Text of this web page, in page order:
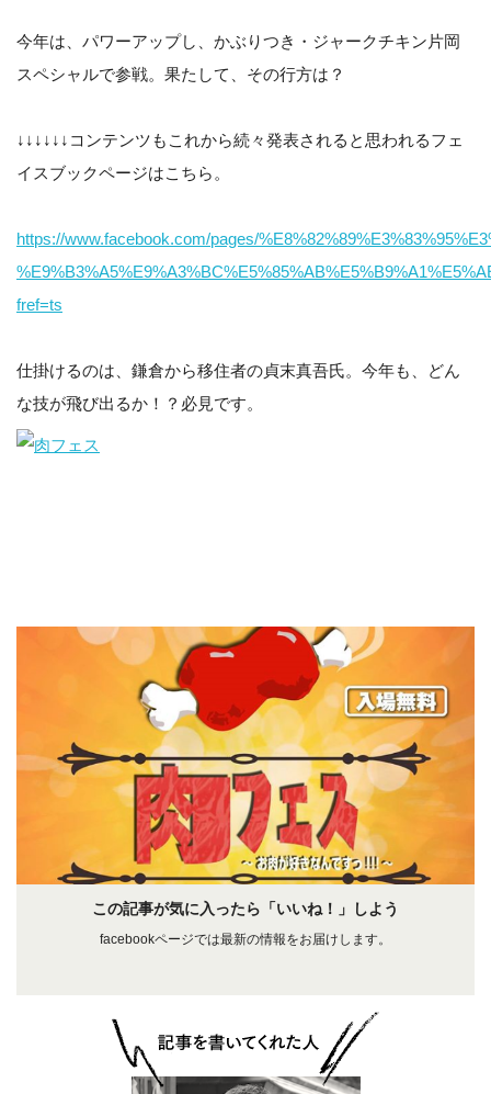
今年は、パワーアップし、かぶりつき・ジャークチキン片岡
スペシャルで参戦。果たして、その行方は？
↓↓↓↓↓↓コンテンツもこれから続々発表されると思われるフェ
イスブックページはこちら。
https://www.facebook.com/pages/
fref=ts
仕掛けるのは、鎌倉から移住者の貞末真吾氏。今年も、どん
な技が飛び出るか！？必見です。
この記事が気に入ったら「いいね！」しよう
facebookページでは最新の情報をお届けします。